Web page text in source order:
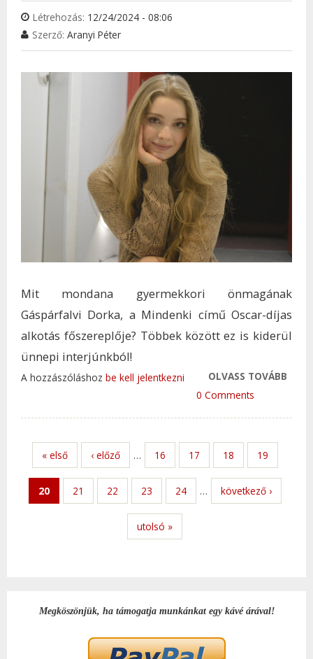
Létrehozás: 12/24/2024 - 08:06
Szerző: Aranyi Péter
Mit mondana gyermekkori önmagának
Gáspárfalvi Dorka, a Mindenki című Oscar-díjas
alkotás főszereplője? Többek között ez is kiderül
ünnepi interjúnkból!
OLVASS TOVÁBB
A hozzászóláshoz be kell jelentkezni
0 Comments
« első ‹ előző … 16 17 18 19
20 21 22 23 24 … következő ›
utolsó »
Megköszönjük, ha támogatja munkánkat egy kávé árával!